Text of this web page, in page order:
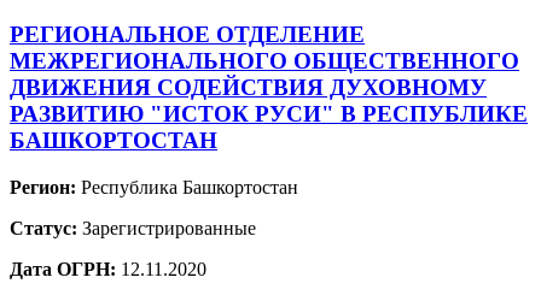
РЕГИОНАЛЬНОЕ ОТДЕЛЕНИЕ
МЕЖРЕГИОНАЛЬНОГО ОБЩЕСТВЕННОГО
ДВИЖЕНИЯ СОДЕЙСТВИЯ ДУХОВНОМУ
РАЗВИТИЮ "ИСТОК РУСИ" В РЕСПУБЛИКЕ
БАШКОРТОСТАН
Регион: Республика Башкортостан
Статус: Зарегистрированные
Дата ОГРН: 12.11.2020